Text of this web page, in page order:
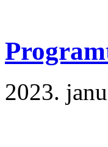
2023.